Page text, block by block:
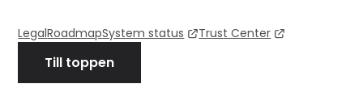
LegalRoadmapSystem status Trust Center
Till toppen